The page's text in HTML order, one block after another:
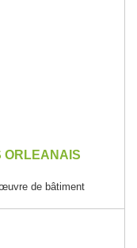
ORLEANAIS
de bâtiment